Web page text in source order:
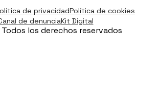
de privacidadPolítica de cookies
de denunciaKit Digital
Todos los derechos reservados